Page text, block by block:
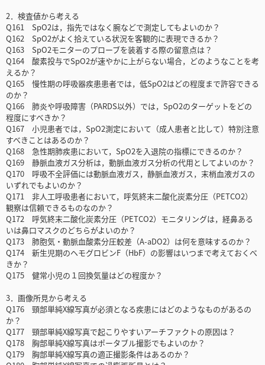
2．検査値から考える
Q161 SpO2は，指先ではなく腕などで測定してもよいのか？
Q162 SpO2がよく拾えている状況を客観的に表現できるか？
Q163 SpO2モニターのプローブを装着する際の留意点は？
Q164 酸素投与でSpO2が速やかに上がらない場合，どのようなことを考
えるか？
Q165 慢性期の呼吸器疾患患者では，低SpO2はどの程度まで許容できる
のか？
Q166 肺炎や呼吸障害（PARDS以外）では，SpO2のターゲットをどの
程度にすべきか？
Q167 小児患者では，SpO2測定において（成人患者と比して）特別注意
すべきことはあるのか？
Q168 急性期肺疾患において，SpO2を入退院の指標にできるのか？
Q169 静脈血液ガス分析は，動脈血液ガス分析の代用としてよいのか？
Q170 呼吸不全評価には動脈血液ガス，静脈血液ガス，末梢血液ガスの
いずれでもよいのか？
Q171 非人工呼吸患者において，呼気終末二酸化炭素分圧（PETCO2）
観察は信頼できるものなのか？
Q172 呼気終末二酸化炭素分圧（PETCO2）モニタリングは，経鼻ある
いは鼻口マスクのどちらがよいのか？
Q173 肺胞気・動脈血酸素分圧較差（A-aDO2）は何を意味するのか？
Q174 新生児期のヘモグロビンF（HbF）の影響はいつまで考えておくべ
きか？
Q175 健常小児の１回換気量はどの程度か？
3．画像所見から考える
Q176 頸部単純X線写真が必須となる疾患にはどのようなものがあるの
か？
Q177 頸部単純X線写真で起こりやすいアーチファクトの原因は？
Q178 胸部単純X線写真はポータブル撮影でもよいのか？
Q179 胸部単純X線写真の適正撮影条件はあるのか？